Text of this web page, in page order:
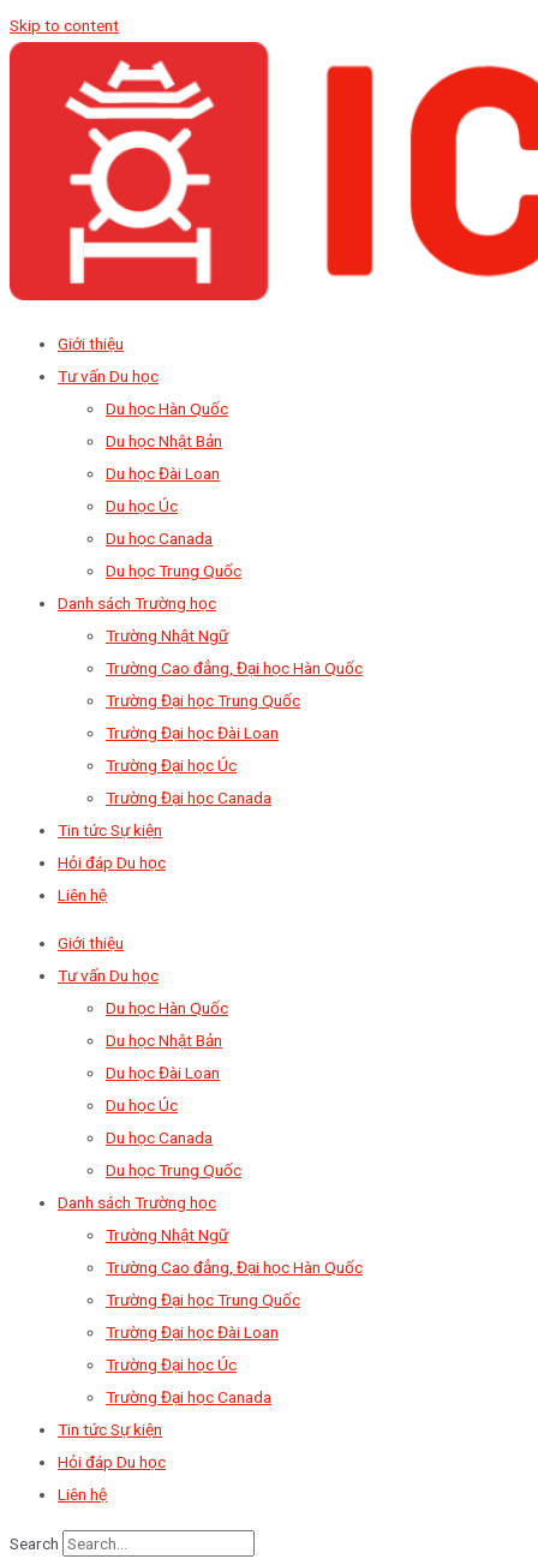
Skip to content
Giới thiệu
Tư vấn Du học
Du học Hàn Quốc
Du học Nhật Bản
Du học Đài Loan
Du học Úc
Du học Canada
Du học Trung Quốc
Danh sách Trường học
Trường Nhật Ngữ
Trường Cao đẳng, Đại học Hàn Quốc
Trường Đại học Trung Quốc
Trường Đại học Đài Loan
Trường Đại học Úc
Trường Đại học Canada
Tin tức Sự kiện
Hỏi đáp Du học
Liên hệ
Giới thiệu
Tư vấn Du học
Du học Hàn Quốc
Du học Nhật Bản
Du học Đài Loan
Du học Úc
Du học Canada
Du học Trung Quốc
Danh sách Trường học
Trường Nhật Ngữ
Trường Cao đẳng, Đại học Hàn Quốc
Trường Đại học Trung Quốc
Trường Đại học Đài Loan
Trường Đại học Úc
Trường Đại học Canada
Tin tức Sự kiện
Hỏi đáp Du học
Liên hệ
Search